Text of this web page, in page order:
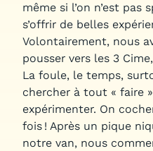
même si l’on n’est
s’offrir de belles
Volontairement, nous
pousser vers les 3
La foule, le temps,
chercher à tout « faire
expérimenter. On
fois ! Après un pique
notre van, nous